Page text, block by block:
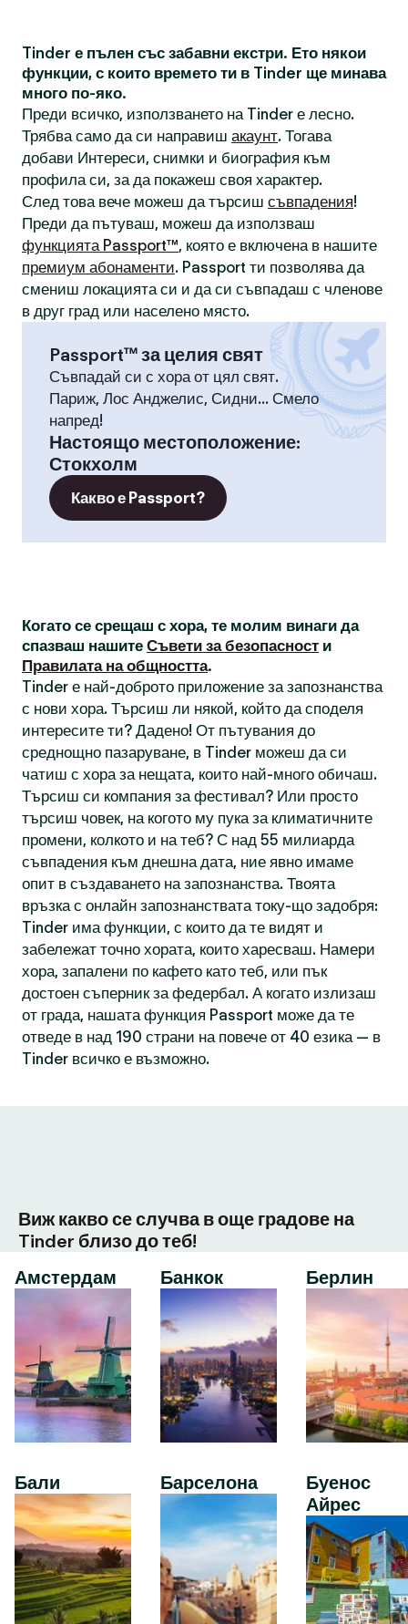
Tinder е пълен със забавни екстри. Ето някои
функции, с които времето ти в Tinder ще минава
много по-яко.
Преди всичко, използването на Tinder е лесно.
Трябва само да си направиш акаунт. Тогава
добави Интереси, снимки и биография към
профила си, за да покажеш своя характер.
След това вече можеш да търсиш съвпадения!
Преди да пътуваш, можеш да използваш
функцията Passport™, която е включена в нашите
премиум абонаменти. Passport ти позволява да
смениш локацията си и да си съвпадаш с членове
в друг град или населено място.
Passport™ за целия свят
Съвпадай си с хора от цял свят.
Париж, Лос Анджелис, Сидни... Смело
напред!
Настоящо местоположение:
Стокхолм
Какво е Passport?
Когато се срещаш с хора, те молим винаги да
спазваш нашите Съвети за безопасност и
Правилата на общността.
Tinder е най-доброто приложение за запознанства
с нови хора. Търсиш ли някой, който да споделя
интересите ти? Дадено! От пътувания до
среднощно пазаруване, в Tinder можеш да си
чатиш с хора за нещата, които най-много обичаш.
Търсиш си компания за фестивал? Или просто
търсиш човек, на когото му пука за климатичните
промени, колкото и на теб? С над 55 милиарда
съвпадения към днешна дата, ние явно имаме
опит в създаването на запознанства. Твоята
връзка с онлайн запознанствата току-що задобря:
Tinder има функции, с които да те видят и
забележат точно хората, които харесваш. Намери
хора, запалени по кафето като теб, или пък
достоен съперник за федербал. А когато излизаш
от града, нашата функция Passport може да те
отведе в над 190 страни на повече от 40 езика — в
Tinder всичко е възможно.
Виж какво се случва в още градове на
Tinder близо до теб!
Амстердам
Бали
Банкок
Барселона
Берлин
Буенос
Айрес